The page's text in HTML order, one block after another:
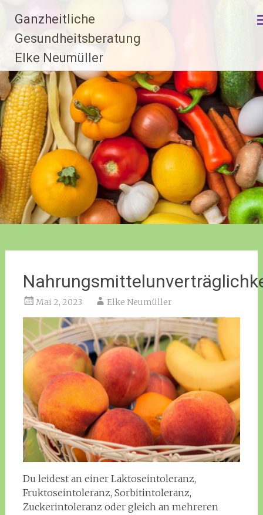
Inhalt
springen
Ganzheitliche
Gesundheitsberatung
Elke Neumüller
Mai 2, 2023 Elke Neumüller
Du leidest an einer Laktoseintoleranz,
Fruktoseintoleranz, Sorbitintoleranz,
Zuckerintoleranz oder gleich an mehreren